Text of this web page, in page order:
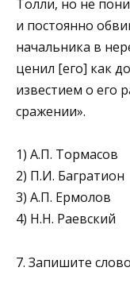
Толли, но не
и постоянно
начальника в
ценил [его] как
из­вестием о его
сражении».
1) А.П. Тормасов
2) П.И. Багратион
3) А.П. Ермолов
4) Н.Н. Раевский
7. Запишите